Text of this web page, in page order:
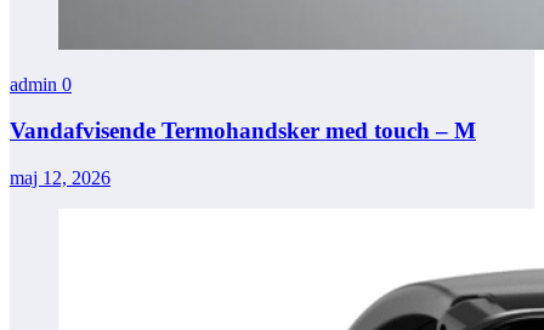
admin 0
Vandafvisende Termohandsker med touch – M
maj 12, 2026